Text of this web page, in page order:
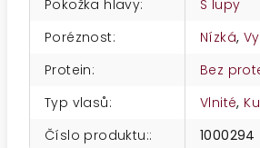
Pokožka hlavy:
S lupy
Poréznost: Nízká,
Protein:
Bez
Typ vlasů: Vlnité,
Číslo produktu:: 1000294